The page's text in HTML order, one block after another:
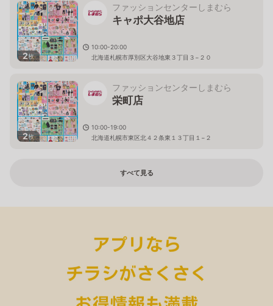
2枚
ファッションセンターしまむら
キャポ大谷地店
10:00-20:00
北海道札幌市厚別区大谷地東３丁目３−２０
2枚
ファッションセンターしまむら
栄町店
10:00-19:00
北海道札幌市東区北４２条東１３丁目１−２
すべて見る